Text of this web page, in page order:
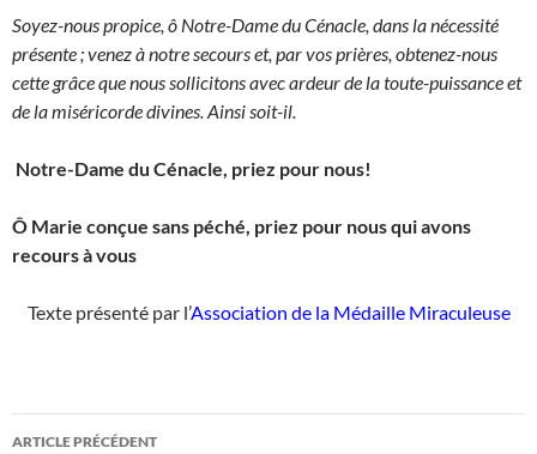
Soyez-nous propice, ô Notre-Dame du Cénacle, dans la nécessité
présente ; venez à notre secours et, par vos prières, obtenez-nous
cette grâce que nous sollicitons avec ardeur de la toute-puissance et
de la miséricorde divines. Ainsi soit-il.
Notre-Dame du Cénacle, priez pour nous!
Ô Marie conçue sans péché, priez pour nous qui avons
recours à vous
Texte présenté par l’Association de la Médaille Miraculeuse
Navigation
ARTICLE PRÉCÉDENT